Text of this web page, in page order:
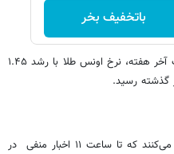
باتخفیف بخر
با باز شدن بازارهای جهانی پس از تعطیلات آخر هفته، نرخ اونس طلا با رشد ۱.۴۵
در بازار ارز معامله‌گران به یک الگو اشاره می‌کنند که تا ساعت ۱۱ اخبار منفی در